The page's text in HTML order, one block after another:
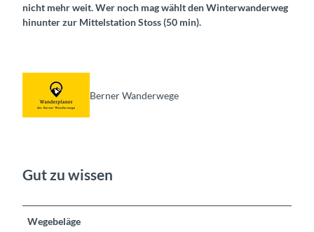
nicht mehr weit. Wer noch mag wählt den Winterwanderweg
hinunter zur Mittelstation Stoss (50 min).
Berner Wanderwege
Gut zu wissen
Wegebeläge